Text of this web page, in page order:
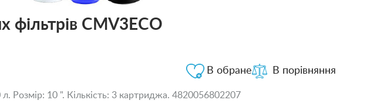
фільтрів CMV3ECO
В порівняння
В обране
Розмір: 10 ". Кількість: 3 картриджа. 4820056802207